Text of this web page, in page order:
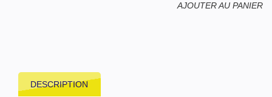
AJOUTER AU PANIER
DESCRIPTION